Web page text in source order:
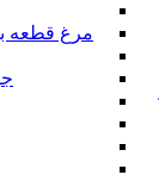
مرغ قطعه